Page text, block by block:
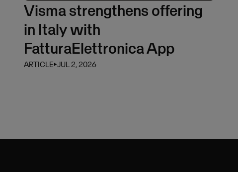
Visma strengthens offering
in Italy with
FatturaElettronica App
ARTICLE⏵JUL 2, 2026